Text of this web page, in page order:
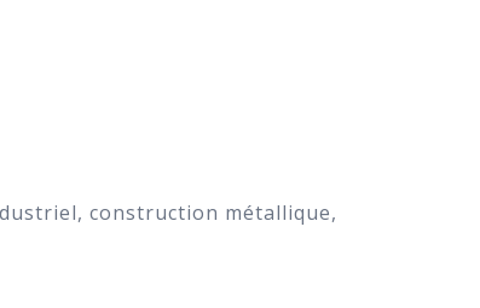
construction métallique,